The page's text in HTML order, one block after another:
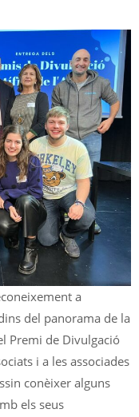
a
del panorama de la
Premi de Divulgació
i a les associades
conèixer alguns
els seus